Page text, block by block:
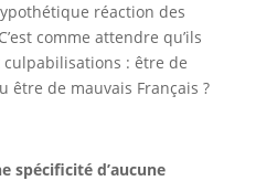
réaction des
comme attendre qu’ils
: être de
être de mauvais Français ?
spécificité d’aucune